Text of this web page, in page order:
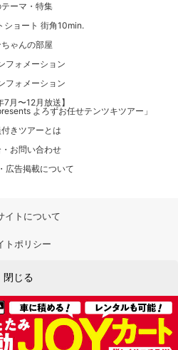
閉じる
ーマ・特集
ショート 街角10min.
ゃんの部屋
フォメーション
フォメーション
7月〜12月放送】
よろずお任せテンツキツアー」
きツアーとは
お問い合わせ
広告掲載について
イトについて
トポリシー
バシーポリシー
外部送信について
運営会社